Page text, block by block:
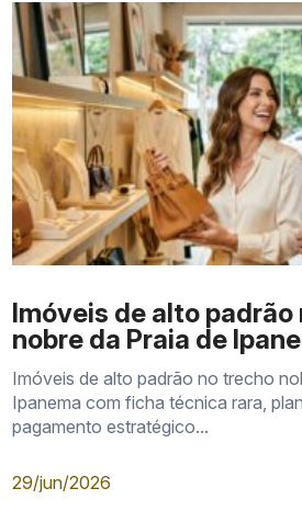
Imóveis de alto
nobre da Praia de
Imóveis de alto padrão no trecho
Ipanema com ficha técnica rara,
pagamento estratégico...
29/jun/2026